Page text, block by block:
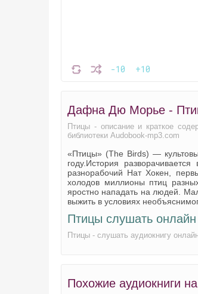
-10 +10
Дафна Дю Морье -
Птицы - описание и краткое
библиотеки Audobook-mp3.com
«Птицы» (The Birds) —
году.История
разнорабочий Нат Хокен,
холодов миллионы птиц
яростно нападать на людей.
выжить в условиях
Птицы слушать
Птицы - слушать аудиокнигу
Похожие аудиокниги